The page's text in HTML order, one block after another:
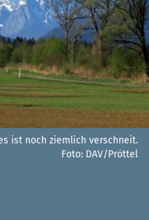
ist noch ziemlich verschneit.
Foto: DAV/Pröttel